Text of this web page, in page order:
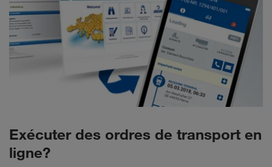
Exécuter des ordres de transport en
ligne?